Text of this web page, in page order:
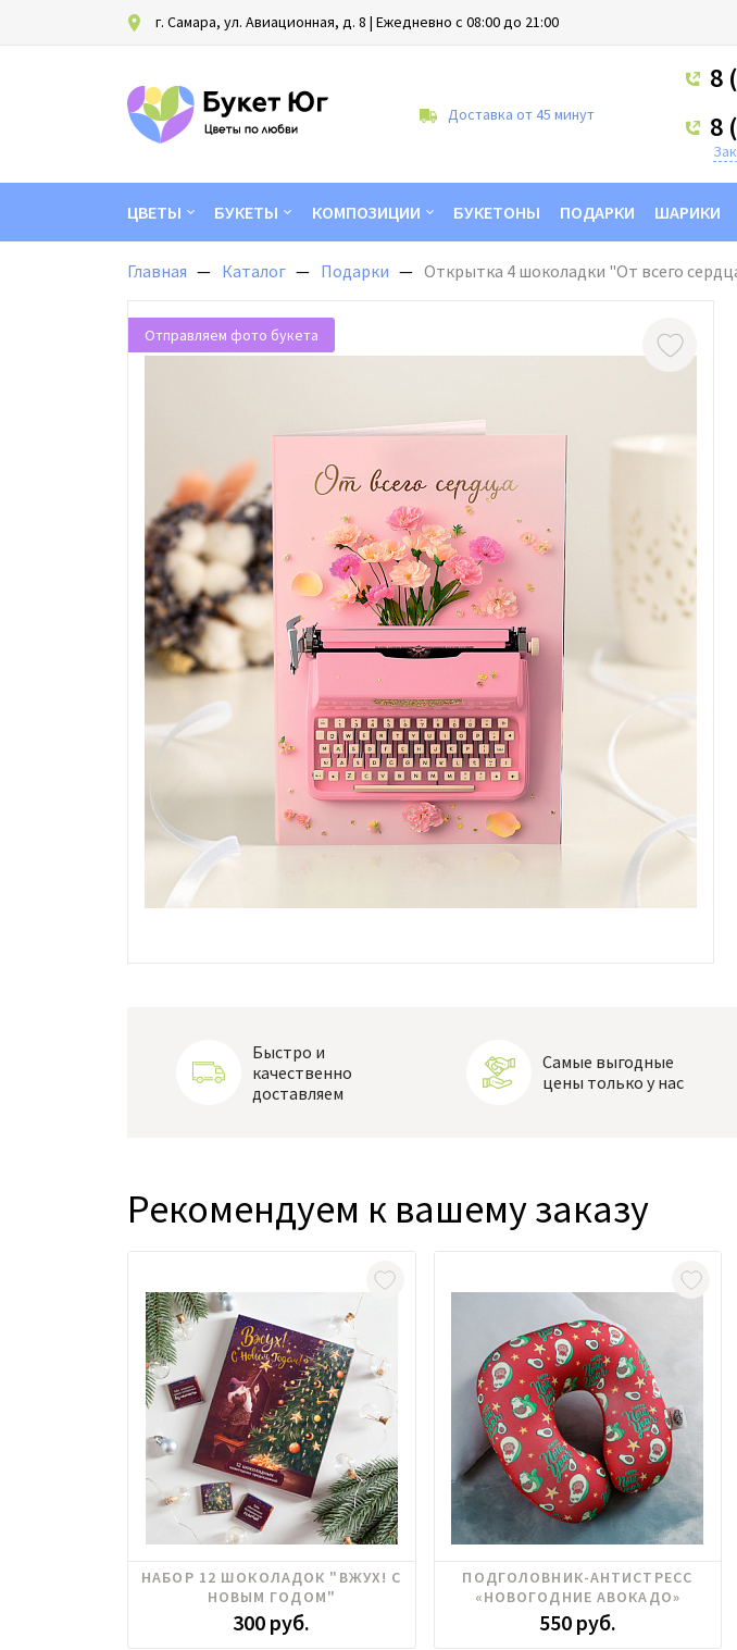
г. Самара, ул. Авиационная, д. 8 | Ежедневно с 08:00 до 21:00
Доставка от 45 минут
8
8
ЦВЕТЫ БУКЕТЫ КОМПОЗИЦИИ БУКЕТОНЫ ПОДАРКИ ШАРИКИ
Главная Каталог Подарки Открытка 4 шоколадки "От всего
Отправляем фото букета
Быстро и
качественно
доставляем
Самые выгодные
цены только у нас
Рекомендуем к вашему заказу
НАБОР 12 ШОКОЛАДОК "ВЖУХ! С
НОВЫМ ГОДОМ"
300 руб.
ПОДГОЛОВНИК-АНТИСТРЕСС
«НОВОГОДНИЕ АВОКАДО»
550 руб.